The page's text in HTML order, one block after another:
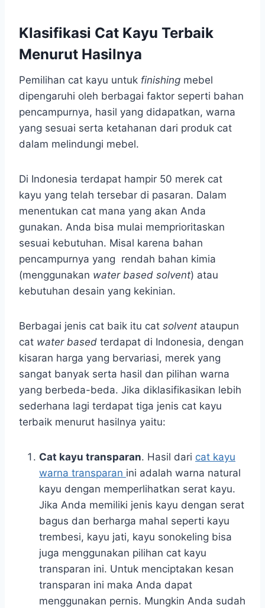
Klasifikasi Cat Kayu Terbaik
Menurut Hasilnya
Pemilihan cat kayu untuk finishing mebel
dipengaruhi oleh berbagai faktor seperti bahan
pencampurnya, hasil yang didapatkan, warna
yang sesuai serta ketahanan dari produk cat
dalam melindungi mebel.
Di Indonesia terdapat hampir 50 merek cat
kayu yang telah tersebar di pasaran. Dalam
menentukan cat mana yang akan Anda
gunakan. Anda bisa mulai memprioritaskan
sesuai kebutuhan. Misal karena bahan
pencampurnya yang rendah bahan kimia
(menggunakan water based solvent) atau
kebutuhan desain yang kekinian.
Berbagai jenis cat baik itu cat solvent ataupun
cat water based terdapat di Indonesia, dengan
kisaran harga yang bervariasi, merek yang
sangat banyak serta hasil dan pilihan warna
yang berbeda-beda. Jika diklasifikasikan lebih
sederhana lagi terdapat tiga jenis cat kayu
terbaik menurut hasilnya yaitu:
Cat kayu transparan. Hasil dari cat kayu
warna transparan ini adalah warna natural
kayu dengan memperlihatkan serat kayu.
Jika Anda memiliki jenis kayu dengan serat
bagus dan berharga mahal seperti kayu
trembesi, kayu jati, kayu sonokeling bisa
juga menggunakan pilihan cat kayu
transparan ini. Untuk menciptakan kesan
transparan ini maka Anda dapat
menggunakan pernis. Mungkin Anda sudah